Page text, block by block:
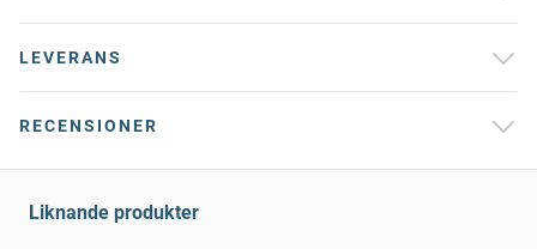
LEVERANS
RECENSIONER
Liknande produkter